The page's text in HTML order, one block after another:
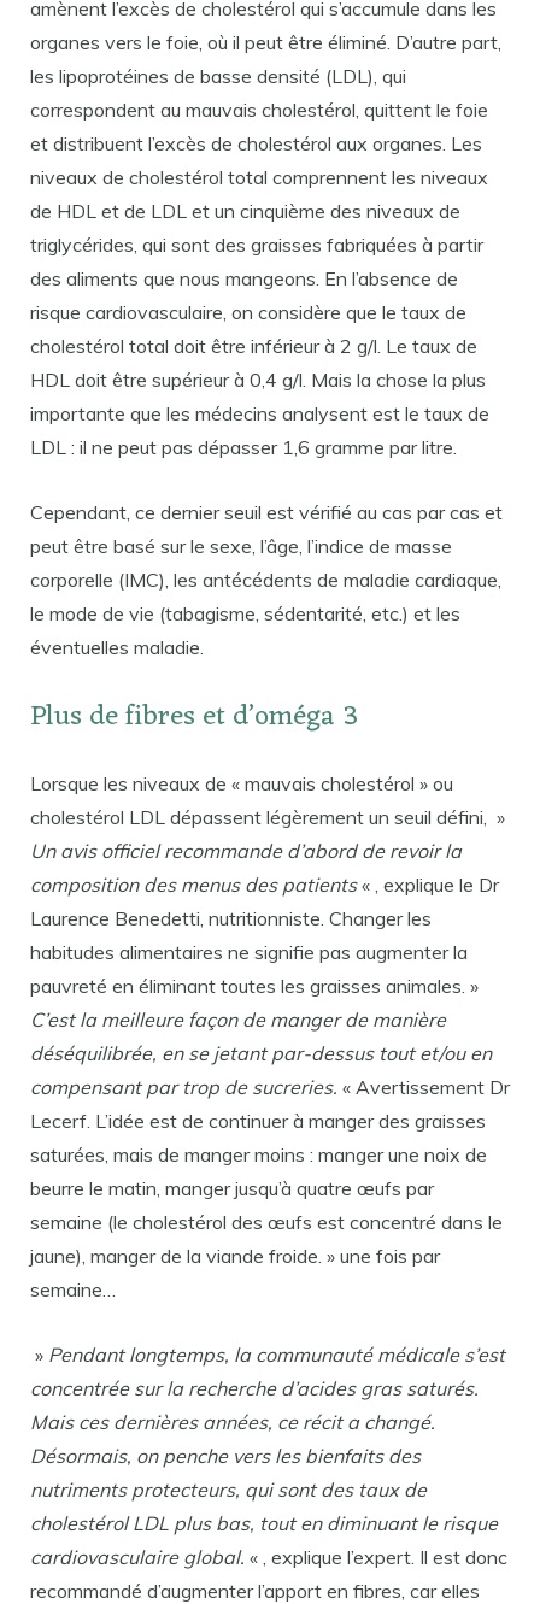
amènent l’excès de cholestérol qui s’accumule dans les
organes vers le foie, où il peut être éliminé. D’autre part,
les lipoprotéines de basse densité (LDL), qui
correspondent au mauvais cholestérol, quittent le foie
et distribuent l’excès de cholestérol aux organes. Les
niveaux de cholestérol total comprennent les niveaux
de HDL et de LDL et un cinquième des niveaux de
triglycérides, qui sont des graisses fabriquées à partir
des aliments que nous mangeons. En l’absence de
risque cardiovasculaire, on considère que le taux de
cholestérol total doit être inférieur à 2 g/l. Le taux de
HDL doit être supérieur à 0,4 g/l. Mais la chose la plus
importante que les médecins analysent est le taux de
LDL : il ne peut pas dépasser 1,6 gramme par litre.
Cependant, ce dernier seuil est vérifié au cas par cas et
peut être basé sur le sexe, l’âge, l’indice de masse
corporelle (IMC), les antécédents de maladie cardiaque,
le mode de vie (tabagisme, sédentarité, etc.) et les
éventuelles maladie.
Plus de fibres et d’oméga 3
Lorsque les niveaux de « mauvais cholestérol » ou
cholestérol LDL dépassent légèrement un seuil défini, »
Un avis officiel recommande d’abord de revoir la
composition des menus des patients« , explique le Dr
Laurence Benedetti, nutritionniste. Changer les
habitudes alimentaires ne signifie pas augmenter la
pauvreté en éliminant toutes les graisses animales. »
C’est la meilleure façon de manger de manière
déséquilibrée, en se jetant par-dessus tout et/ou en
compensant par trop de sucreries. « Avertissement Dr
Lecerf. L’idée est de continuer à manger des graisses
saturées, mais de manger moins : manger une noix de
beurre le matin, manger jusqu’à quatre œufs par
semaine (le cholestérol des œufs est concentré dans le
jaune), manger de la viande froide. » une fois par
semaine…
» Pendant longtemps, la communauté médicale s’est
concentrée sur la recherche d’acides gras saturés.
Mais ces dernières années, ce récit a changé.
Désormais, on penche vers les bienfaits des
nutriments protecteurs, qui sont des taux de
cholestérol LDL plus bas, tout en diminuant le risque
cardiovasculaire global. « , explique l’expert. Il est donc
recommandé d’augmenter l’apport en fibres, car elles